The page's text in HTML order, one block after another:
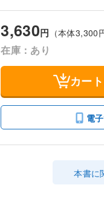
3,630円 （本体3,300
在庫：あり
カー
電
本書に